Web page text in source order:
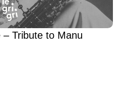
Tribute to Manu